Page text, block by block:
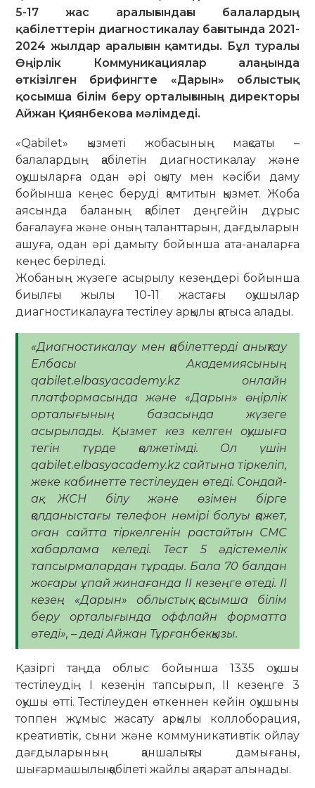
5-17 жас аралығындағы балалардың
қабілеттерін диагностикалау бағытында 2021-
2024 жылдар аралығын қамтиды. Бұл туралы
Өңірлік Коммуникациялар алаңында
өткізілген брифингте «Дарын» облыстық
қосымша білім беру орталығының директоры
Айжан Қиянбекова мәлімдеді.
«Qabilet» қызметі жобасының мақсаты –
балалардың қабілетін диагностикалау және
оқушыларға одан әрі оқыту мен кәсіби даму
бойынша кеңес беруді қамтитын қызмет. Жоба
аясында баланың қабілет деңгейін дұрыс
бағалауға және оның таланттарын, дағдыларын
ашуға, одан әрі дамыту бойынша ата-аналарға
кеңес беріледі.
Жобаның жүзеге асырылу кезеңдері бойынша
биылғы жылы 10-11 жастағы оқушылар
диагностикалауға тестілеу арқылы қатыса алады.
«Диагностикалау мен қабілеттерді анықтау
Елбасы Академиясының
qabilet.elbasyacademy.kz онлайн
платформасында және «Дарын» өңірлік
орталығының базасында жүзеге
асырылады. Қызмет кез келген оқушыға
тегін түрде қолжетімді. Ол үшін
qabilet.elbasyacademy.kz сайтына тіркеліп,
жеке кабинетте тестілеуден өтеді. Сондай-
ақ ЖСН білу және өзімен бірге
қолданыстағы телефон нөмірі болуы қажет,
оған сайтта тіркелгенін растайтын СМС
хабарлама келеді. Тест 5 әдістемелік
тапсырмалардан тұрады. Бала 70 балдан
жоғары ұпай жинағанда ІІ кезеңге өтеді. ІІ
кезең «Дарын» облыстық қосымша білім
беру орталығында оффлайн форматта
өтеді», – деді Айжан Тұрғанбекқызы.
Қазіргі таңда облыс бойынша 1335 оқушы
тестілеудің І кезеңін тапсырып, ІІ кезеңге 3
оқушы өтті. Тестілеуден өткеннен кейін оқушыны
топпен жұмыс жасату арқылы коллоборация,
креативтік, сыни және коммуникативтік ойлау
дағдыларының қаншалықты дамығаны,
шығармашылық қабілеті жайлы ақпарат алынады.